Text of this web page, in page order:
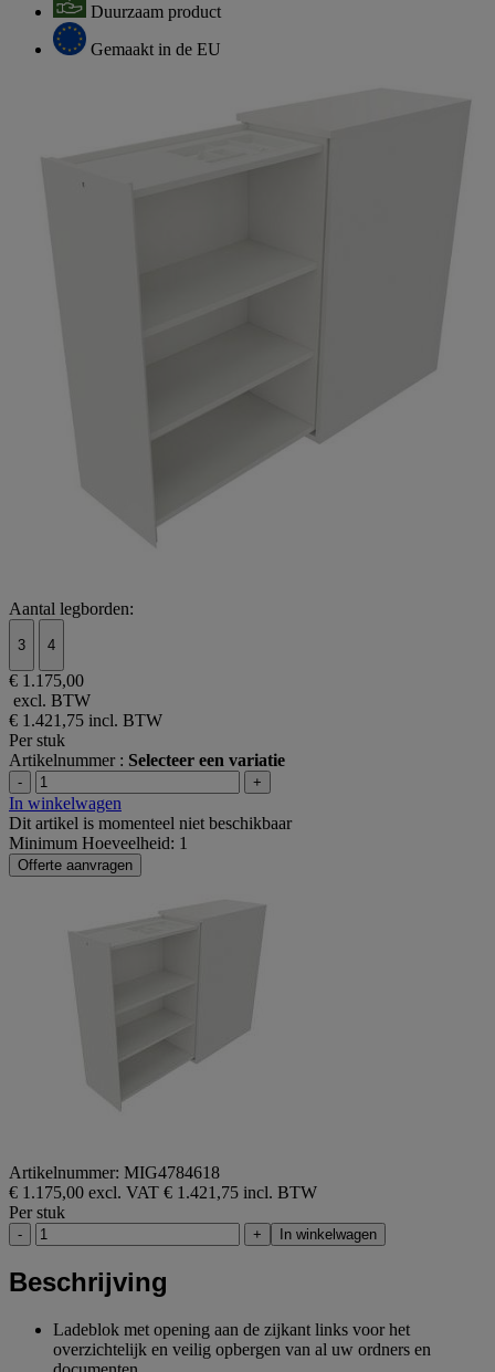
Duurzaam product
Gemaakt in de EU
Aantal legborden:
3 4
€ 1.175,00
excl. BTW
€ 1.421,75 incl. BTW
Per stuk
Artikelnummer : Selecteer een variatie
- +
In winkelwagen
Dit artikel is momenteel niet beschikbaar
Minimum Hoeveelheid: 1
Offerte aanvragen
Artikelnummer: MIG4784618
€ 1.175,00 excl. VAT € 1.421,75 incl. BTW
Per stuk
- + In winkelwagen
Beschrijving
Ladeblok met opening aan de zijkant links voor het
overzichtelijk en veilig opbergen van al uw ordners en